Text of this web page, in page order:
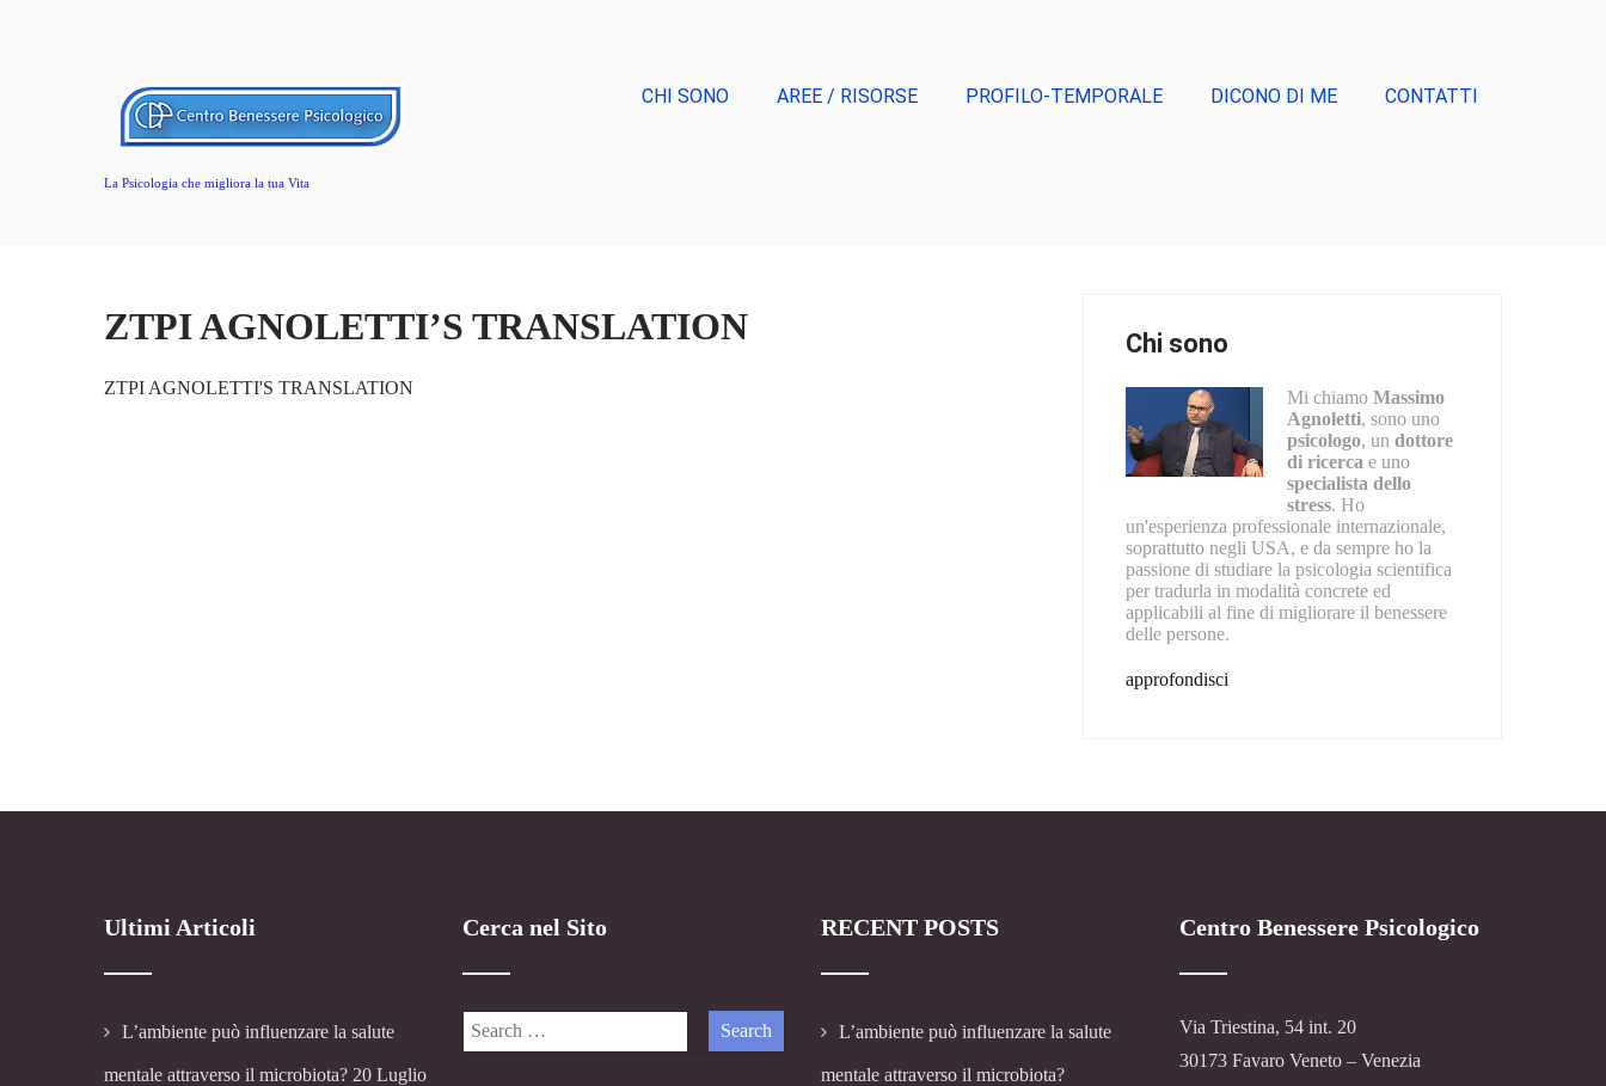
La Psicologia che migliora la tua Vita
CHI SONO AREE / RISORSE PROFILO-TEMPORALE DICONO DI ME CONTATTI
ZTPI AGNOLETTI’S TRANSLATION
ZTPI AGNOLETTI'S TRANSLATION
Chi sono
Mi chiamoMassimo
Agnoletti, sono uno
psicologo, undottore
di ricerca e uno
specialista dello
stress. Ho
un'esperienza professionale internazionale,
soprattutto negli USA, e da sempre ho la
passione di studiare la psicologia scientifica
per tradurla in modalità concrete ed
applicabili al fine di migliorare il benessere
delle persone.
approfondisci
Ultimi Articoli
L’ambiente può influenzare la salute
mentale attraverso il microbiota? 20 Luglio
Cerca nel Sito RECENT POSTS
L’ambiente può influenzare la salute
mentale attraverso il microbiota?
Centro Benessere Psicologico
Via Triestina, 54 int. 20
30173 Favaro Veneto – Venezia